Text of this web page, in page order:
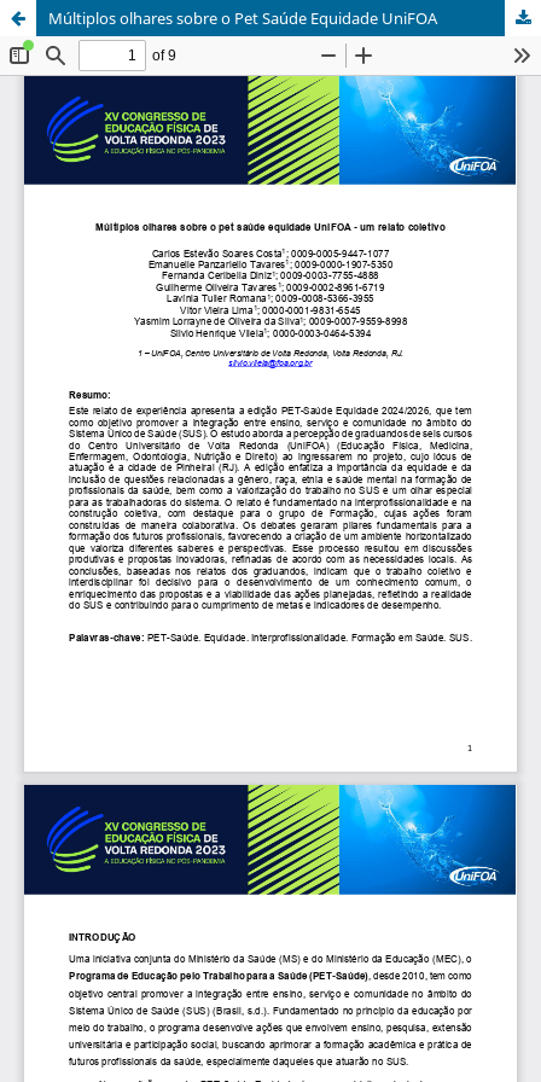
Múltiplos olhares sobre o Pet Saúde Equidade UniFOA